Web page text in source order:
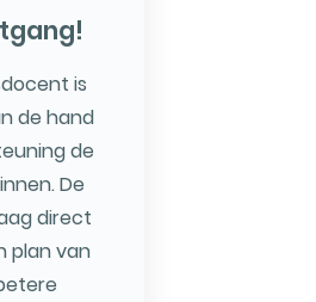
is
de hand
de
De
direct
plan van